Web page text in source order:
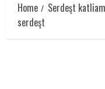
Home
Serdeşt
serdeşt